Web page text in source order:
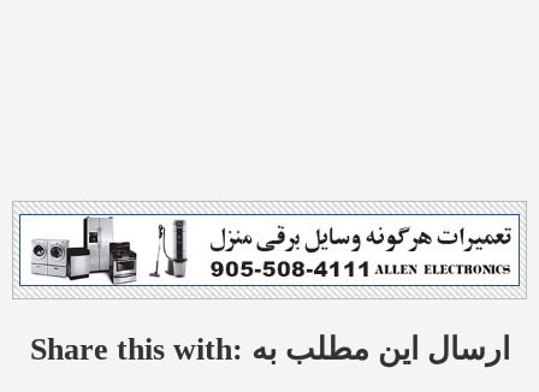
Share this with: ارسال این مطلب به